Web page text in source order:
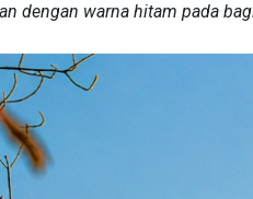
dengan warna hitam pada